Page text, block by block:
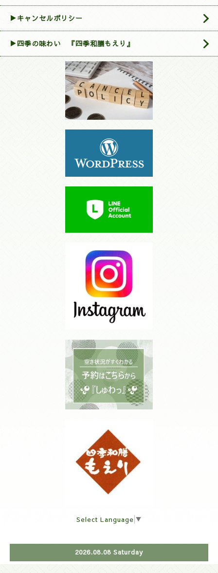
▶︎キャンセルポリシー
▶四季の味わい 『四季和膳もえり』
Select Language ▼
2026.08.08 Saturday